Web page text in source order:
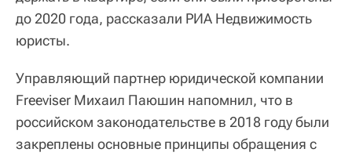
до 2020 года, рассказали РИА Недвижимость
юристы.
Управляющий партнер юридической компании
Freeviser Михаил Паюшин напомнил, что в
российском законодательстве в 2018 году были
закреплены основные принципы обращения с